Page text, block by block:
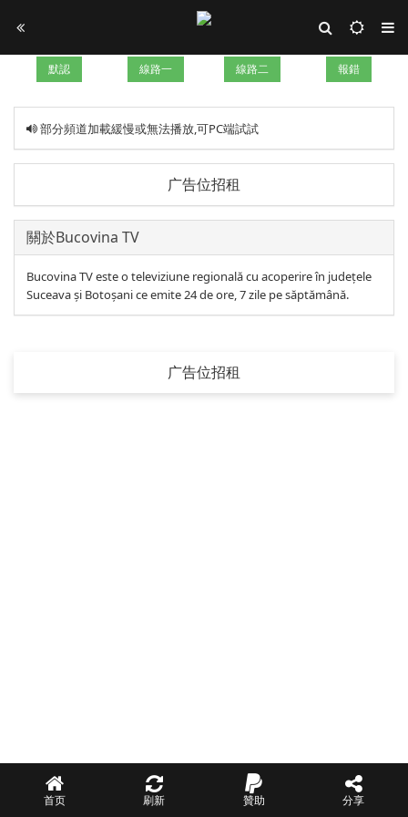
默認 線路一 線路二 報錯
部分頻道加載緩慢或無法播放,可PC端試試
广告位招租
關於Bucovina TV
Bucovina TV este o televiziune regională cu acoperire în județele
Suceava și Botoșani ce emite 24 de ore, 7 zile pe săptămână.
广告位招租
首页 刷新 贊助 分享